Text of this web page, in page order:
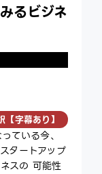
るビジネ
字幕あり】
ている今、
タートアップ
スの 可能性